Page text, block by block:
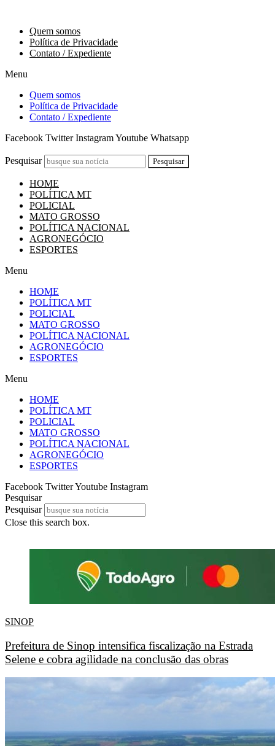
conteúdo
Quem somos
Política de Privacidade
Contato / Expediente
Menu
Quem somos
Política de Privacidade
Contato / Expediente
Facebook Twitter InstagramYoutube Whatsapp
Pesquisar Pesquisar
HOME
POLÍTICA MT
POLICIAL
MATO GROSSO
POLÍTICA NACIONAL
AGRONEGÓCIO
ESPORTES
Menu
HOME
POLÍTICA MT
POLICIAL
MATO GROSSO
POLÍTICA NACIONAL
AGRONEGÓCIO
ESPORTES
Menu
HOME
POLÍTICA MT
POLICIAL
MATO GROSSO
POLÍTICA NACIONAL
AGRONEGÓCIO
ESPORTES
Facebook TwitterYoutube Instagram
Pesquisar
Pesquisar
Close this search box.
SINOP
Prefeitura de Sinop intensifica fiscalização na Estrada
Selene e cobra agilidade na conclusão das obras